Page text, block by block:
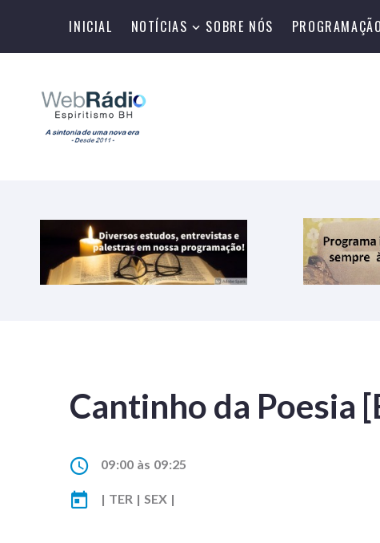
INICIAL NOTÍCIAS SOBRE NÓS PROGRAMAÇÃO
Cantinho da Poesia
09:00 às 09:25
| TER | SEX |